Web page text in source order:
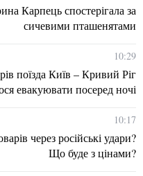
Карпець спостерігала за
сичевими пташенятами
10:29
поїзда Київ – Кривий Ріг
евакуювати посеред ночі
10:17
через російські удари?
Що буде з цінами?